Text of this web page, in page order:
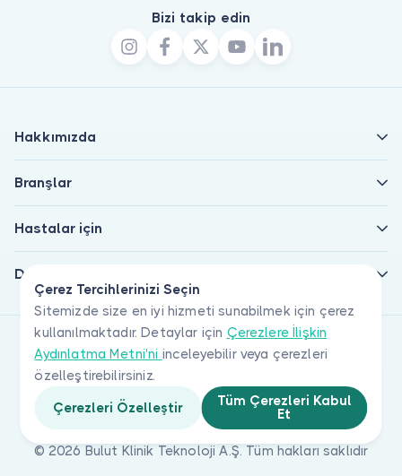
Çerez Tercihlerinizi Seçin
Sitemizde size en iyi hizmeti sunabilmek için çerez
kullanılmaktadır. Detaylar için Çerezlere İlişkin
Aydınlatma Metni'ni inceleyebilir veya çerezleri
özelleştirebilirsiniz.
Çerezleri Özelleştir
Tüm Çerezleri Kabul
Et
Bizi takip edin
Hakkımızda
Branşlar
Hastalar için
Doktorlar için
© 2026 Bulut Klinik Teknoloji A.Ş. Tüm hakları saklıdır